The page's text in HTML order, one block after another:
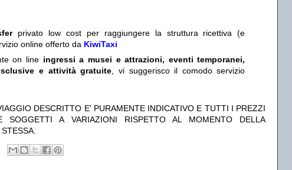
privato low cost per raggiungere la struttura ricettiva (e
online offerto da KiwiTaxi
on line ingressi a musei e attrazioni, eventi temporanei,
e attività gratuite , vi suggerisco il comodo servizio
DESCRITTO E' PURAMENTE INDICATIVO E TUTTI I PREZZI
SOGGETTI A VARIAZIONI RISPETTO AL MOMENTO DELLA